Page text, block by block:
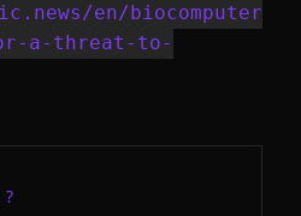
en/biocomputer
a-threat-to-
?